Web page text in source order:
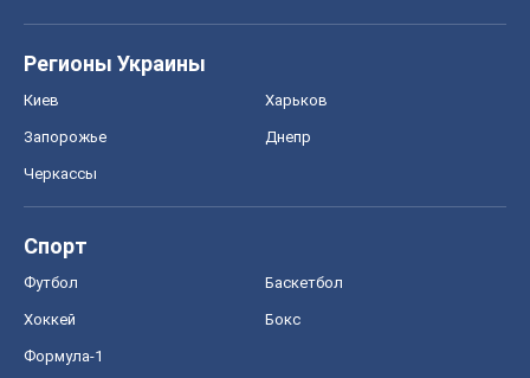
Регионы Украины
Киев Харьков
Запорожье Днепр
Черкассы
Спорт
Футбол Баскетбол
Хоккей Бокс
Формула-1